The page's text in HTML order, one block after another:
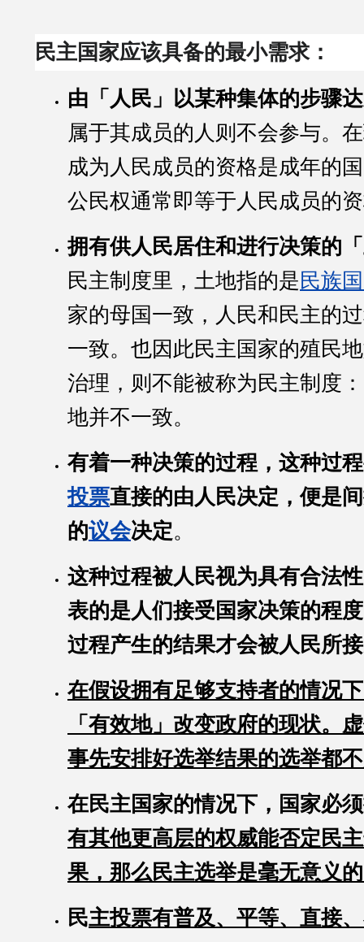
民主国家应该具备的最小需求：
由「人民」以某种集体的步骤
属于其成员的人则不会参与。
成为人民成员的资格是成年的
公民权通常即等于人民成员的
拥有供人民居住和进行决策的
民主制度里，土地指的是 民族
家的母国一致，人民和民主的
一致。也因此民主国家的殖民
治理，则不能被称为民主制度
地并不一致。
有着一种决策的过程，这种过
投票直接的由人民决定，便是
的议会决定。
这种过程被人民视为具有合法
表的是人们接受国家决策的程
过程产生的结果才会被人民所
在假设拥有足够支持者的情况
「有效地」改变政府的现状。
事先安排好选举结果的选举都
在民主国家的情况下，国家必
有其他更高层的权威能否定民
果，那么民主选举是毫无意义
民主投票有普及、平等、直接